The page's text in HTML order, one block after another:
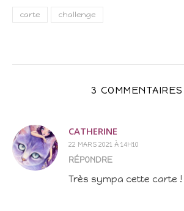
carte challenge
3 COMMENTAIRES
CATHERINE
22 MARS 2021 À 14H10
RÉPONDRE
Très sympa cette carte !